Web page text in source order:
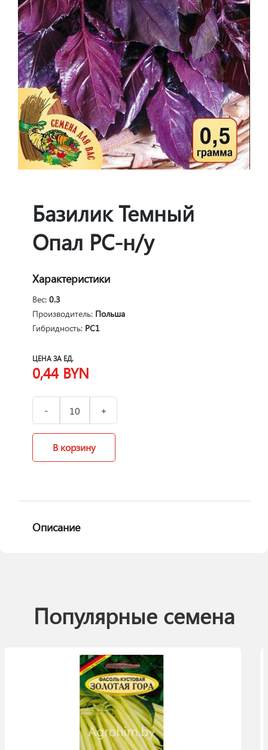
Базилик Темный
Опал РС-н/у
Характеристики
Вес: 0.3
Производитель: Польша
Гибридность: РС1
ЦЕНА ЗА ЕД.
0,44 BYN
В корзину
Описание
Популярные семена